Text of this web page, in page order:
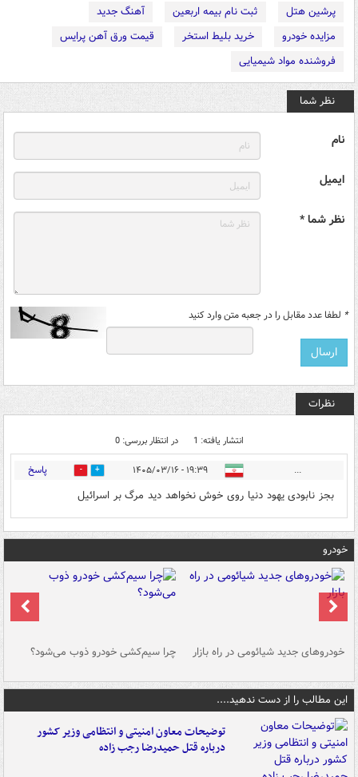
پرشین هتل
ثبت نام بیمه اربعین
آهنگ جدید
مزایده خودرو
خرید بلیط استخر
قیمت ورق آهن پرایس
فروشنده مواد شیمیایی
نظر شما
نام
ایمیل
نظر شما *
* لطفا عدد مقابل را در جعبه متن وارد کنید
نظرات
انتشار یافته: 1 در انتظار بررسی: 0
... ۱۹:۳۹ - ۱۴۰۵/۰۳/۱۶ 1 پاسخ
بجز نابودی یهود دنیا روی خوش نخواهد دید مرگ بر اسرائیل
خودرو
خودروهای جدید شیائومی در راه بازار چرا سیم‌کشی خودرو ذوب می‌شود؟
این مطالب را از دست ندهید....
توضیحات معاون امنیتی و انتظامی وزیر کشور
درباره قتل حمیدرضا رجب زاده